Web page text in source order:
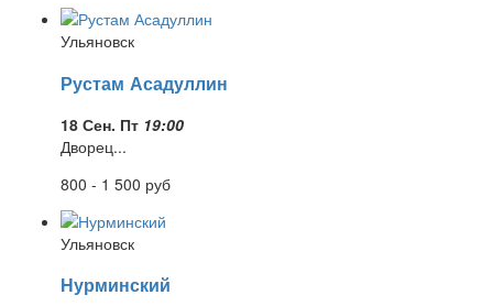
Ульяновск
Рустам Асадуллин
18 Сен. Пт 19:00
Дворец...
800 - 1 500 руб
Ульяновск
Нурминский